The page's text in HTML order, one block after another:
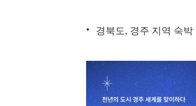
경북도, 경주 지역 숙